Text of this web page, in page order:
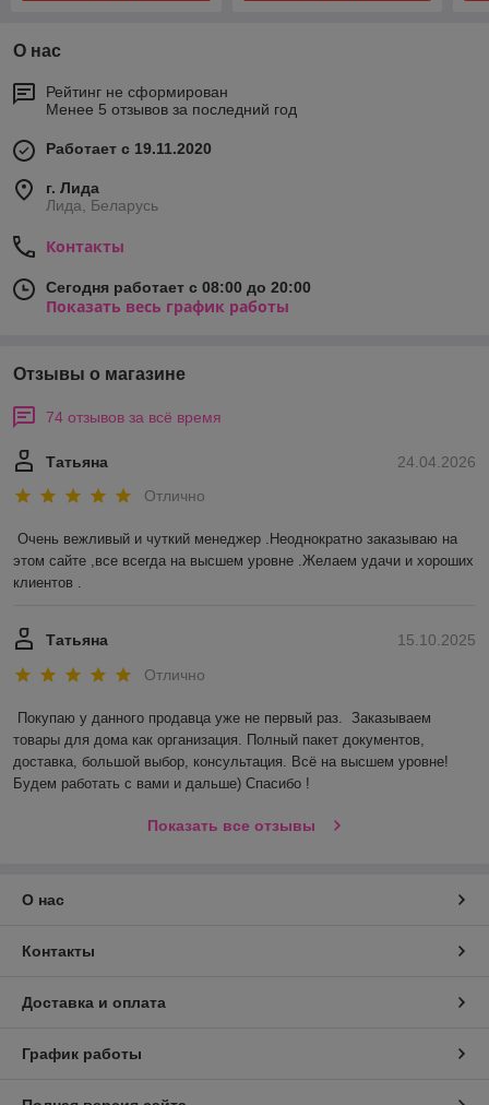
О нас
Рейтинг не сформирован
Менее 5 отзывов за последний год
Работает с 19.11.2020
г. Лида
Лида, Беларусь
Контакты
Сегодня работает с 08:00 до 20:00
Показать весь график работы
Отзывы о магазине
74 отзывов за всё время
24.04.2026
Татьяна
Отлично
Очень вежливый и чуткий менеджер .Неоднократно заказываю на
этом сайте ,все всегда на высшем уровне .Желаем удачи и хороших
клиентов .
15.10.2025
Татьяна
Отлично
Покупаю у данного продавца уже не первый раз.  Заказываем
товары для дома как организация. Полный пакет документов,
доставка, большой выбор, консультация. Всё на высшем уровне!
Будем работать с вами и дальше) Спасибо !
Показать все отзывы
О нас
Контакты
Доставка и оплата
График работы